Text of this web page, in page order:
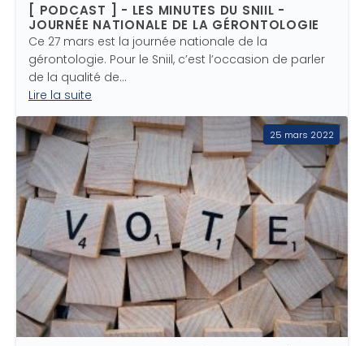
[ PODCAST ] - LES MINUTES DU SNIIL -
JOURNÉE NATIONALE DE LA GÉRONTOLOGIE
Ce 27 mars est la journée nationale de la
gérontologie. Pour le Sniil, c’est l’occasion de parler
de la qualité de…
Lire la suite
25 mars 2022